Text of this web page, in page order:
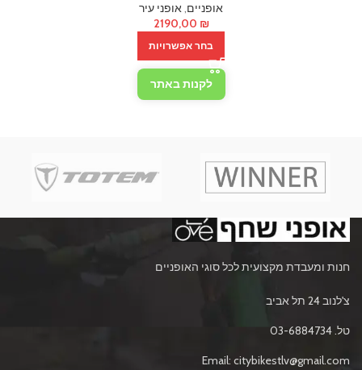
אופניים,אופני עיר
2190,00 ₪
בחר אפשרויות
לקנות באתר
חנות ומעבדת מקצועית לכל סוגי האופניים
צ'לנוב 24 תל אביב
טל. 03-6884734
Email: citybikestlv@gmail.com